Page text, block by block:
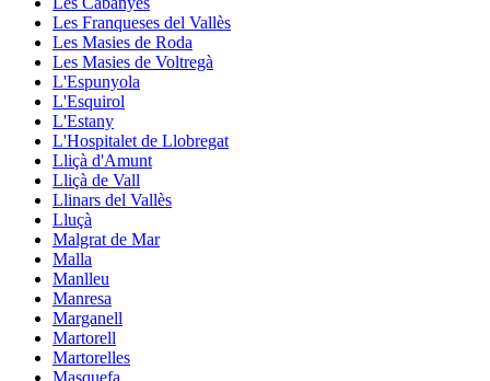
Les Franqueses del Vallès
Les Masies de Roda
Les Masies de Voltregà
L'Espunyola
L'Esquirol
L'Estany
L'Hospitalet de Llobregat
Lliçà d'Amunt
Lliçà de Vall
Llinars del Vallès
Lluçà
Malgrat de Mar
Malla
Manlleu
Manresa
Marganell
Martorell
Martorelles
Masquefa